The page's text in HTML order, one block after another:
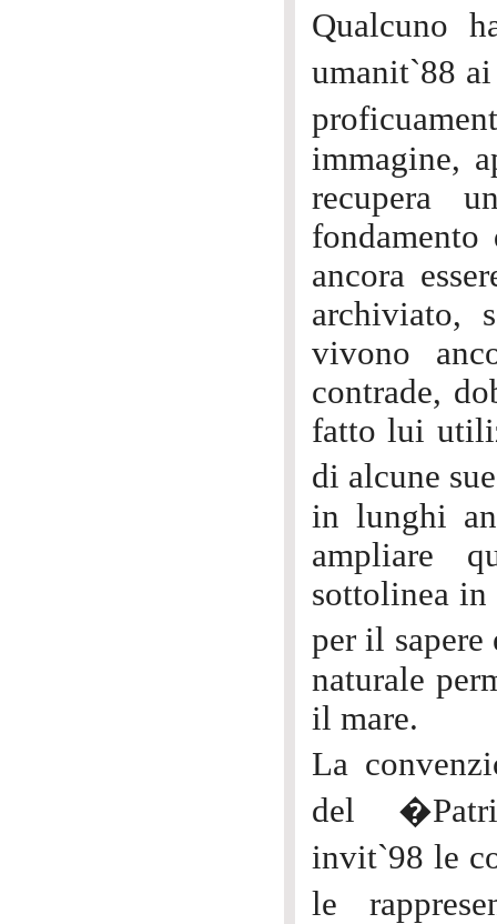
Qualcuno
umanit`88
immagine,
recupera
ancora
archiviato,
vivono
contrade,
fatto lui
di alcune
in lunghi
ampliare
sottolinea in
per il
naturale
il mare.
La
del
invit`98 le
le